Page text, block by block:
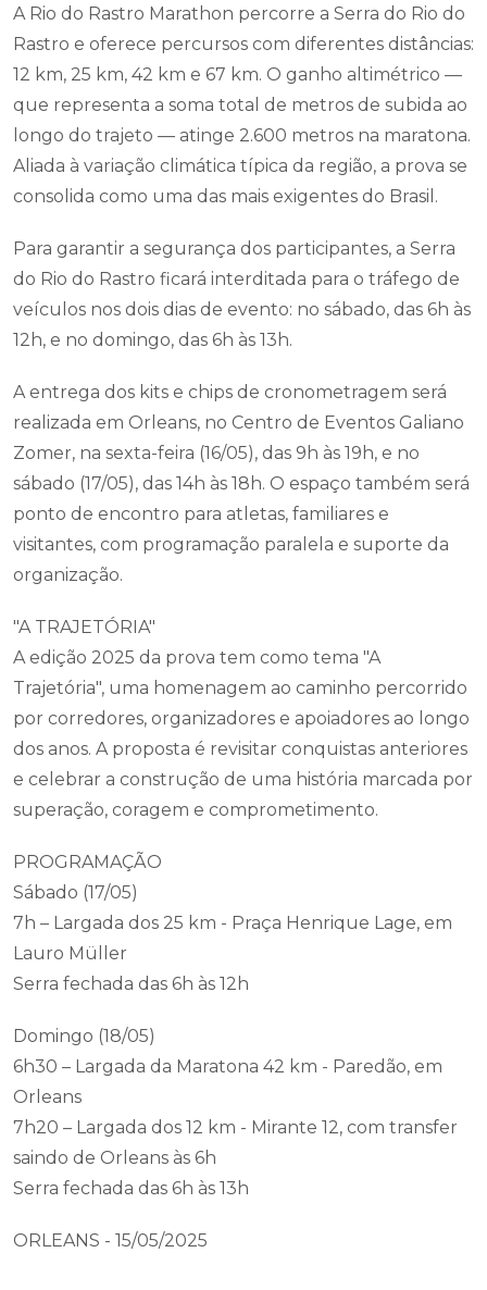
A Rio do Rastro Marathon percorre a Serra do Rio do
Rastro e oferece percursos com diferentes distâncias:
12 km, 25 km, 42 km e 67 km. O ganho altimétrico —
que representa a soma total de metros de subida ao
longo do trajeto — atinge 2.600 metros na maratona.
Aliada à variação climática típica da região, a prova se
consolida como uma das mais exigentes do Brasil.
Para garantir a segurança dos participantes, a Serra
do Rio do Rastro ficará interditada para o tráfego de
veículos nos dois dias de evento: no sábado, das 6h às
12h, e no domingo, das 6h às 13h.
A entrega dos kits e chips de cronometragem será
realizada em Orleans, no Centro de Eventos Galiano
Zomer, na sexta-feira (16/05), das 9h às 19h, e no
sábado (17/05), das 14h às 18h. O espaço também será
ponto de encontro para atletas, familiares e
visitantes, com programação paralela e suporte da
organização.
"A TRAJETÓRIA"
A edição 2025 da prova tem como tema "A
Trajetória", uma homenagem ao caminho percorrido
por corredores, organizadores e apoiadores ao longo
dos anos. A proposta é revisitar conquistas anteriores
e celebrar a construção de uma história marcada por
superação, coragem e comprometimento.
PROGRAMAÇÃO
Sábado (17/05)
7h – Largada dos 25 km - Praça Henrique Lage, em
Lauro Müller
Serra fechada das 6h às 12h
Domingo (18/05)
6h30 – Largada da Maratona 42 km - Paredão, em
Orleans
7h20 – Largada dos 12 km - Mirante 12, com transfer
saindo de Orleans às 6h
Serra fechada das 6h às 13h
ORLEANS - 15/05/2025